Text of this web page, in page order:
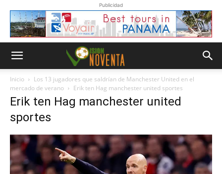
Publicidad
Inicio
Los 13 jugadores que saldrían de Manchester United en el
mercado de verano
Erik ten Hag manchester united sportes
Erik ten Hag manchester united
sportes